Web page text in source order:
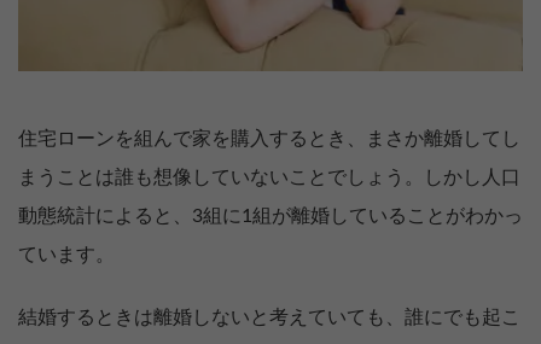
住宅ローンを組んで家を購入するとき、まさか離婚してし
まうことは誰も想像していないことでしょう。しかし人口
動態統計によると、3組に1組が離婚していることがわかっ
ています。
結婚するときは離婚しないと考えていても、誰にでも起こ